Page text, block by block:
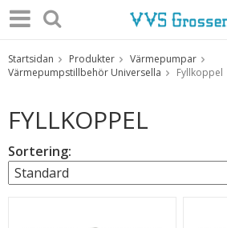
Produkten har blivit tillagd i
Startsidan Produkter
Värmepumpar
Värmepumpstillbehör Universella
Fyllkoppel
FYLLKOPPEL
Sortering: